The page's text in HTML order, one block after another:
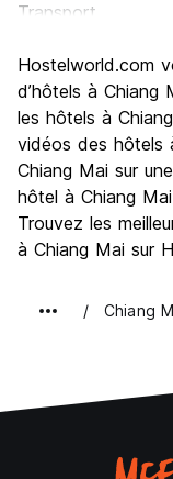
Transport
Culture
Sortir le soir /
Bonnes affaires
Hostelworld.com
d’hôtels à Chiang
les hôtels à
vidéos des hôtels
Chiang Mai sur
hôtel à Chiang
Trouvez les
à Chiang Mai sur
Chiang